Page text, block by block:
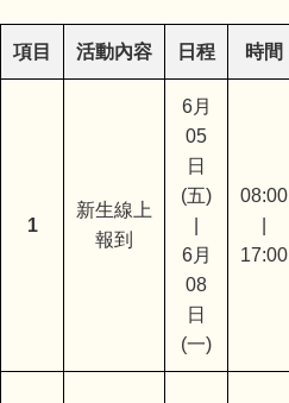
項目 活動內容 日程 時間
1
新生線上
報到
6月
05
日
(五)
6月
08
日
(一)
08:00
17:00